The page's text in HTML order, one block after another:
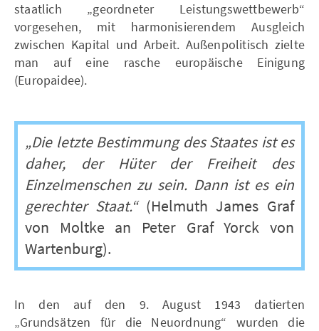
staatlich „geordneter Leistungswettbewerb“
vorgesehen, mit harmonisierendem Ausgleich
zwischen Kapital und Arbeit. Außenpolitisch zielte
man auf eine rasche europäische Einigung
(Europaidee).
„Die letzte Bestimmung des Staates ist es
daher, der Hüter der Freiheit des
Einzelmenschen zu sein. Dann ist es ein
gerechter Staat.“ (Helmuth James Graf
von Moltke an Peter Graf Yorck von
Wartenburg).
In den auf den 9. August 1943 datierten
„Grundsätzen für die Neuordnung“ wurden die